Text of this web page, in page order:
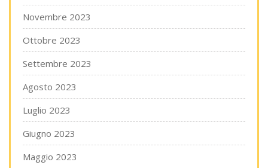
Novembre 2023
Ottobre 2023
Settembre 2023
Agosto 2023
Luglio 2023
Giugno 2023
Maggio 2023